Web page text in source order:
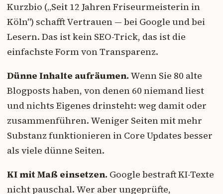
Kurzbio („Seit 12 Jahren Friseurmeisterin in
Köln") schafft Vertrauen — bei Google und bei
Lesern. Das ist kein SEO-Trick, das ist die
einfachste Form von Transparenz.
Dünne Inhalte aufräumen. Wenn Sie 80 alte
Blogposts haben, von denen 60 niemand liest
und nichts Eigenes drinsteht: weg damit oder
zusammenführen. Weniger Seiten mit mehr
Substanz funktionieren in Core Updates besser
als viele dünne Seiten.
KI mit Maß einsetzen. Google bestraft KI-Texte
nicht pauschal. Wer aber ungeprüfte,